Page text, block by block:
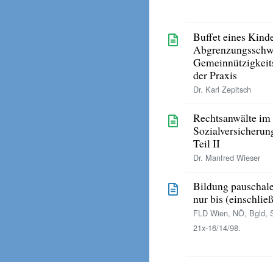
Buffet eines
der Praxis
Dr. Karl Zepitsch
Rechtsanwälte
Teil II
Dr. Manfred Wieser
Bildung
nur bis
FLD Wien, NÖ, Bgld,
21x-16/14/98.